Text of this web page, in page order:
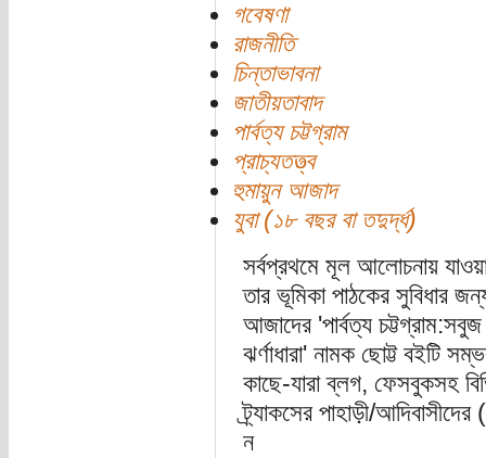
গবেষণা
রাজনীতি
চিন্তাভাবনা
জাতীয়তাবাদ
পার্বত্য চট্টগ্রাম
প্রাচ্যতত্ত্ব
হুমায়ুন আজাদ
যুবা (১৮ বছর বা তদুর্দ্ধ)
সর্বপ্রথমে মূল আলোচনায়
তার ভূমিকা পাঠকের সুবিধার
আজাদের 'পার্বত্য চট্টগ্রাম:সবুজ
ঝর্ণাধারা' নামক ছোট্ট বইটি
কাছে-যারা ব্লগ, ফেসবুকসহ
ট্র্যাকসের পাহাড়ী/
ন